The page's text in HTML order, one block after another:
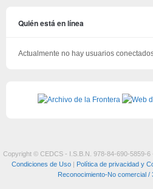
Quién está en línea
Actualmente no hay usuarios
Copyright © CEDCS - I.S.B.N. 978-84-690-5859-6
Condiciones de Uso| Política de privacidad y
Reconocimiento-No comercial /